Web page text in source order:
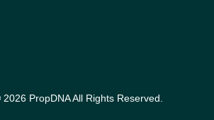
2026 PropDNAAll Rights Reserved.